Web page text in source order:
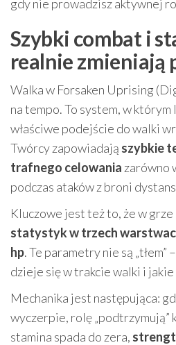
gdy nie prowadzisz aktywnej
Szybki combat i
realnie zmieniają
Walka w Forsaken Uprising
na tempo. To system, w którym
właściwe podejście do walki
Twórcy zapowiadają szybkie
trafnego celowania zarówno
podczas ataków z broni
Kluczowe jest też to, że w grze
statystyk w trzech
hp. Te parametry nie są „tłem”
dzieje się w trakcie walki i jakie
Mechanika jest następująca:
wyczerpie, rolę „podtrzymują”
stamina spada do zera,